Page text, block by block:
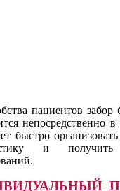
пациентов забор
непосредственно
быстро
и получить